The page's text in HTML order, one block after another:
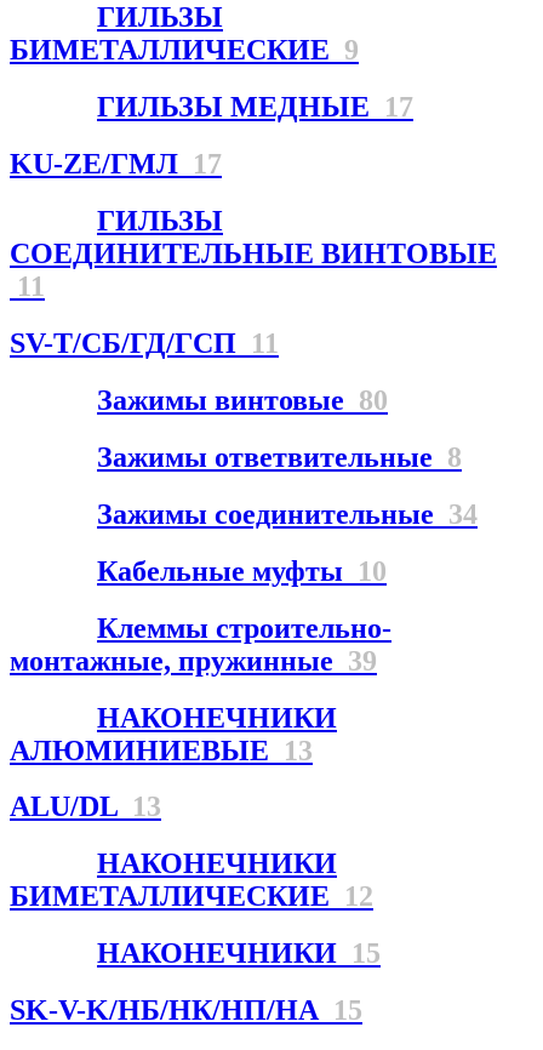
ГИЛЬЗЫ
БИМЕТАЛЛИЧЕСКИЕ 9
ГИЛЬЗЫ МЕДНЫЕ 17
KU-ZE/ГМЛ 17
ГИЛЬЗЫ
СОЕДИНИТЕЛЬНЫЕ ВИНТОВЫЕ
11
SV-T/СБ/ГД/ГСП 11
Зажимы винтовые 80
Зажимы ответвительные 8
Зажимы соединительные 34
Кабельные муфты 10
Клеммы строительно-
монтажные, пружинные 39
НАКОНЕЧНИКИ
АЛЮМИНИЕВЫЕ 13
ALU/DL 13
НАКОНЕЧНИКИ
БИМЕТАЛЛИЧЕСКИЕ 12
НАКОНЕЧНИКИ 15
SK-V-K/НБ/НК/НП/НА 15